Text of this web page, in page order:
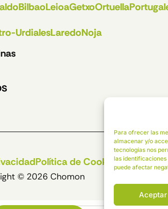
Para ofrecer las
almacenar y/o
tecnologías nos
las
puede afectar
Aceptar
BilbaoLeioaGetxoOrtuella
UrdialesLaredoNoja
Política de Cookies
© 2026 Chomon